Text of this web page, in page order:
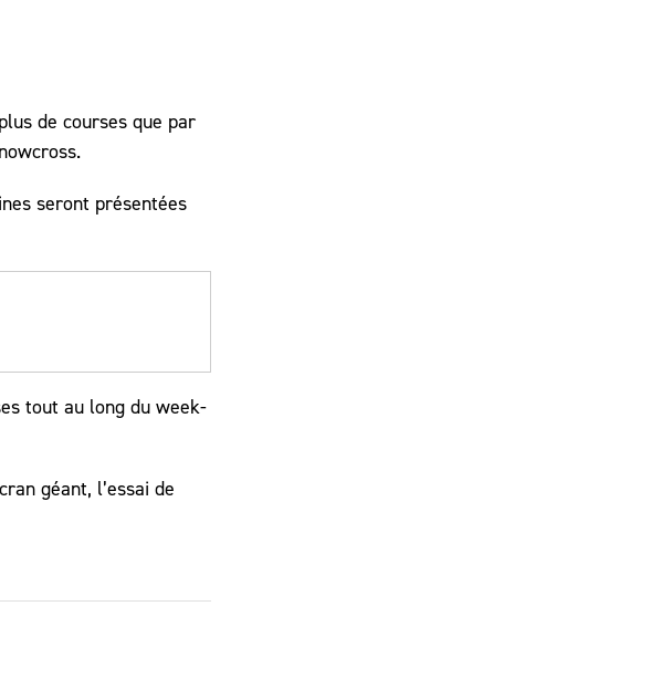
de courses que par
seront présentées
tout au long du week-
géant, l’essai de